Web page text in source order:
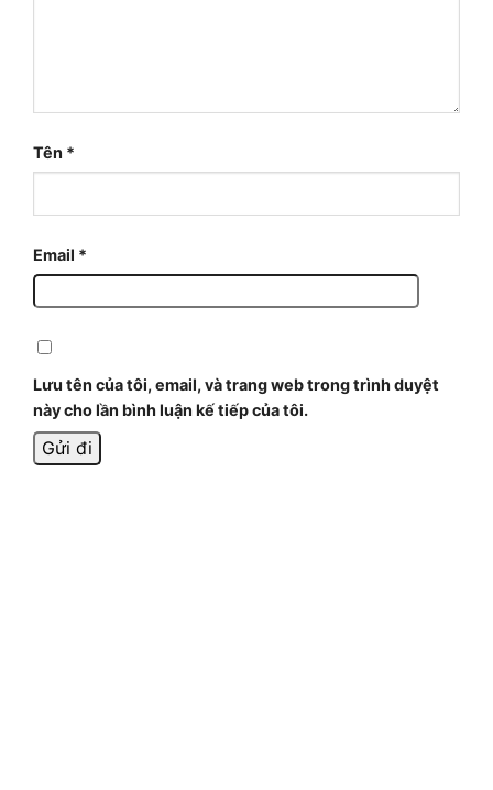
Tên *
Email *
Lưu tên của tôi, email, và trang web trong trình duyệt
này cho lần bình luận kế tiếp của tôi.